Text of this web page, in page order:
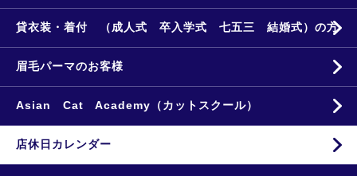
貸衣装・着付 （成人式 卒入学式 七五三 結婚式）の方
眉毛パーマのお客様
Asian Cat Academy（カットスクール）
店休日カレンダー